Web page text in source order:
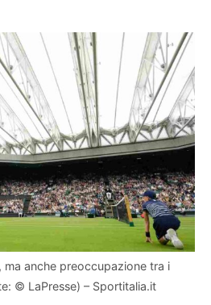
anche preoccupazione tra i
© LaPresse) – Sportitalia.it